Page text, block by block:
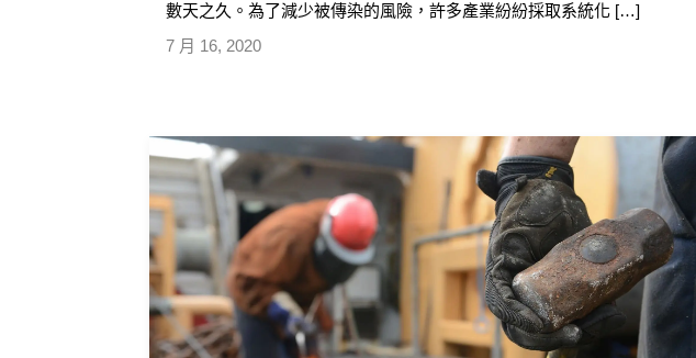
7 月 16, 2020
數天之久。為了減少被傳染的風險，許多產業紛紛採取系統化 […]